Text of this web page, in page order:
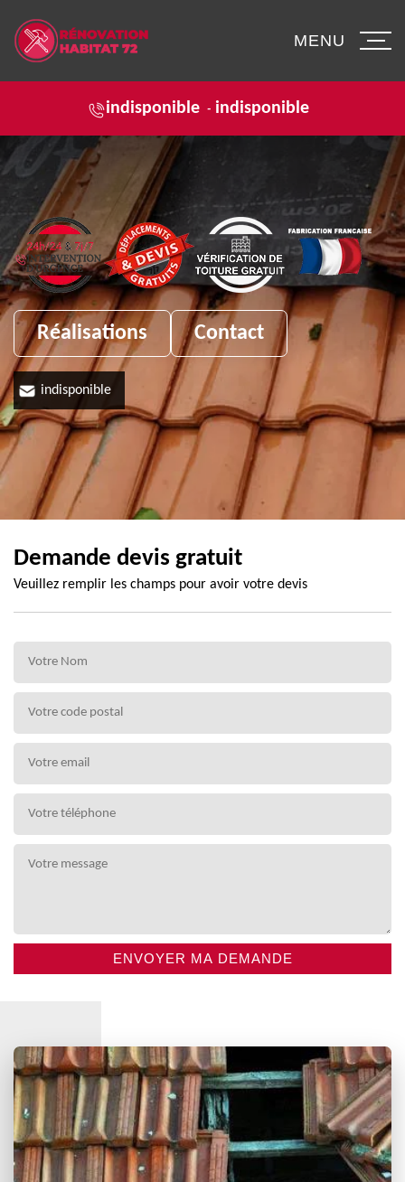
indisponible - indisponible
MENU
Réalisations Contact
indisponible
Demande devis gratuit
Veuillez remplir les champs pour avoir votre devis